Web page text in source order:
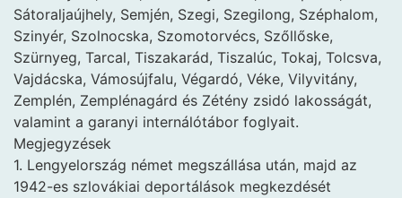
Sátoraljaújhely, Semjén, Szegi, Szegilong, Széphalom,
Szinyér, Szolnocska, Szomotorvécs, Szőllőske,
Szürnyeg, Tarcal, Tiszakarád, Tiszalúc, Tokaj, Tolcsva,
Vajdácska, Vámosújfalu, Végardó, Véke, Vilyvitány,
Zemplén, Zemplénagárd és Zétény zsidó lakosságát,
valamint a garanyi internálótábor foglyait.
Megjegyzések
1. Lengyelország német megszállása után, majd az
1942-es szlovákiai deportálások megkezdését